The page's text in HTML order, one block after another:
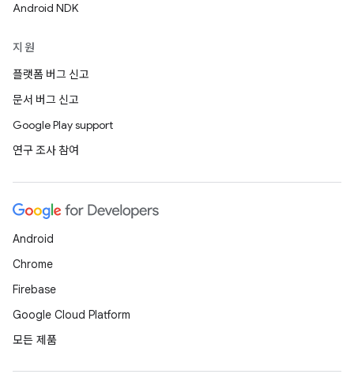
Android NDK
지원
플랫폼 버그 신고
문서 버그 신고
Google Play support
연구 조사 참여
Android
Chrome
Firebase
Google Cloud Platform
모든 제품